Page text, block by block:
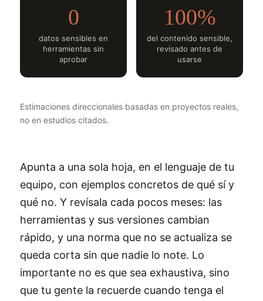
0
datos sensibles en
herramientas sin
aprobar
100%
del contenido sensible,
revisado antes de
usarse
Estimaciones direccionales basadas en proyectos reales,
no en estudios citados.
Apunta a una sola hoja, en el lenguaje de tu
equipo, con ejemplos concretos de qué sí y
qué no. Y revísala cada pocos meses: las
herramientas y sus versiones cambian
rápido, y una norma que no se actualiza se
queda corta sin que nadie lo note. Lo
importante no es que sea exhaustiva, sino
que tu gente la recuerde cuando tenga el